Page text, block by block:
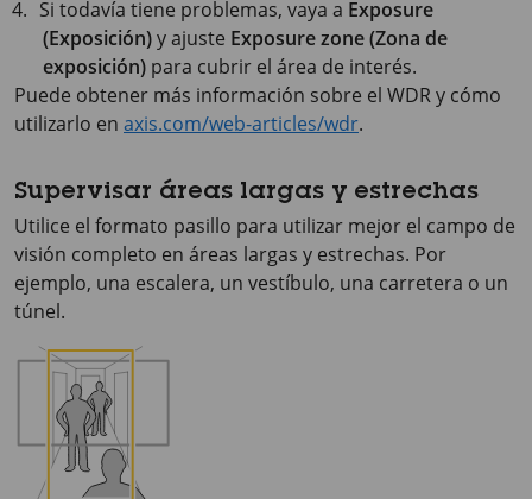
Si todavía tiene problemas, vaya a Exposure
(Exposición)y ajuste Exposure zone (Zona de
exposición) para cubrir el área de interés.
Puede obtener más información sobre el WDR y cómo
utilizarlo en axis.com/web-articles/wdr.
Supervisar áreas largas y estrechas
Utilice el formato pasillo para utilizar mejor el campo de
visión completo en áreas largas y estrechas. Por
ejemplo, una escalera, un vestíbulo, una carretera o un
túnel.